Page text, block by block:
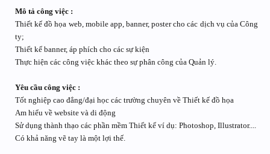
Mô tả công việc :
Thiết kế đồ họa web, mobile app, banner, poster cho các dịch vụ của Công
ty;
Thiết kế banner, áp phích cho các sự kiện
Thực hiện các công việc khác theo sự phân công của Quản lý.
Yêu cầu công việc :
Tốt nghiệp cao đẳng/đại học các trường chuyên về Thiết kế đồ họa
Am hiểu về website và di động
Sử dụng thành thạo các phần mềm Thiết kế ví dụ: Photoshop, Illustrator....
Có khả năng vẽ tay là một lợi thế.